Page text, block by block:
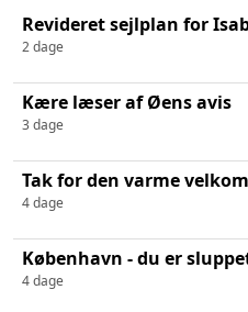
Revideret sejlplan for
2 dage
Kære læser af Øens avis
3 dage
Tak for den varme
4 dage
København - du er
4 dage